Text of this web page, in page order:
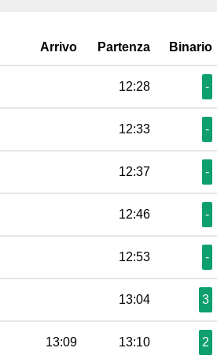
Arrivo Partenza Binario
12:28 -
12:33 -
12:37 -
12:46 -
12:53 -
13:04 3
13:09 13:10 2